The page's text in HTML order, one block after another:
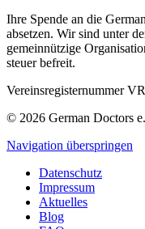
Ihre Spende an die
absetzen. Wir sind unter
gemein­nützige
steuer befreit.
Vereinsregisternummer
© 2026 German Doctors
Navigation überspringen
Datenschutz
Impressum
Aktuelles
Blog